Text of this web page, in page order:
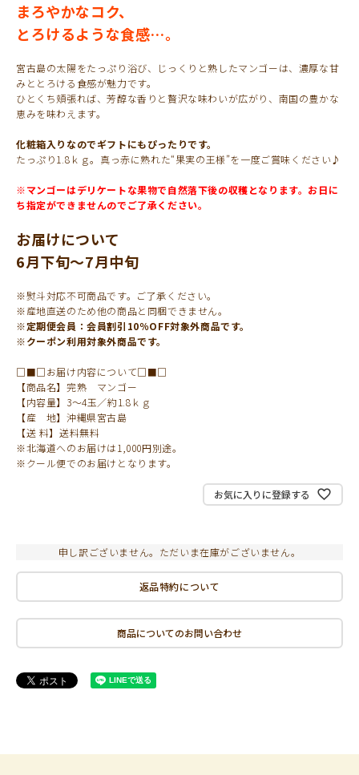
まろやかなコク、
とろけるような食感…。
宮古島の太陽をたっぷり浴び、じっくりと熟したマンゴーは、濃厚な甘
みととろける食感が魅力です。
ひとくち頬張れば、芳醇な香りと贅沢な味わいが広がり、南国の豊かな
恵みを味わえます。
化粧箱入りなのでギフトにもぴったりです。
たっぷり1.8ｋｇ。真っ赤に熟れた“果実の王様”を一度ご賞味ください♪
※マンゴーはデリケートな果物で自然落下後の収穫となります。お日に
ち指定ができませんのでご了承ください。
お届けについて
6月下旬～7月中旬
※熨斗対応不可商品です。ご了承ください。
※産地直送のため他の商品と同梱できません。
※定期便会員：会員割引10％OFF対象外商品です。
※クーポン利用対象外商品です。
□■□お届け内容について□■□
【商品名】完熟 マンゴー
【内容量】3～4玉／約1.8ｋｇ
【産 地】沖縄県宮古島
【送 料】送料無料
※北海道へのお届けは1,000円別途。
※クール便でのお届けとなります。
お気に入りに登録する
申し訳ございません。ただいま在庫がございません。
返品特約について
商品についてのお問い合わせ